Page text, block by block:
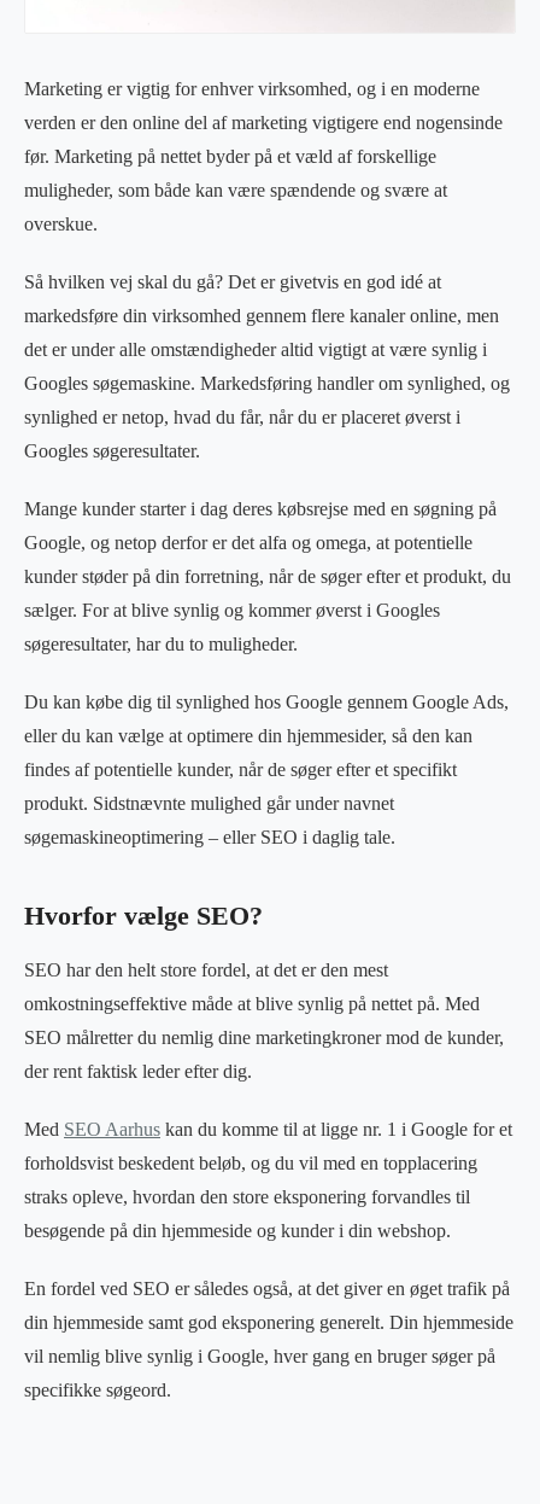
Marketing er vigtig for enhver virksomhed, og i en moderne
verden er den online del af marketing vigtigere end nogensinde
før. Marketing på nettet byder på et væld af forskellige
muligheder, som både kan være spændende og svære at
overskue.
Så hvilken vej skal du gå? Det er givetvis en god idé at
markedsføre din virksomhed gennem flere kanaler online, men
det er under alle omstændigheder altid vigtigt at være synlig i
Googles søgemaskine. Markedsføring handler om synlighed, og
synlighed er netop, hvad du får, når du er placeret øverst i
Googles søgeresultater.
Mange kunder starter i dag deres købsrejse med en søgning på
Google, og netop derfor er det alfa og omega, at potentielle
kunder støder på din forretning, når de søger efter et produkt, du
sælger. For at blive synlig og kommer øverst i Googles
søgeresultater, har du to muligheder.
Du kan købe dig til synlighed hos Google gennem Google Ads,
eller du kan vælge at optimere din hjemmesider, så den kan
findes af potentielle kunder, når de søger efter et specifikt
produkt. Sidstnævnte mulighed går under navnet
søgemaskineoptimering – eller SEO i daglig tale.
Hvorfor vælge SEO?
SEO har den helt store fordel, at det er den mest
omkostningseffektive måde at blive synlig på nettet på. Med
SEO målretter du nemlig dine marketingkroner mod de kunder,
der rent faktisk leder efter dig.
Med SEO Aarhus kan du komme til at ligge nr. 1 i Google for et
forholdsvist beskedent beløb, og du vil med en topplacering
straks opleve, hvordan den store eksponering forvandles til
besøgende på din hjemmeside og kunder i din webshop.
En fordel ved SEO er således også, at det giver en øget trafik på
din hjemmeside samt god eksponering generelt. Din hjemmeside
vil nemlig blive synlig i Google, hver gang en bruger søger på
specifikke søgeord.